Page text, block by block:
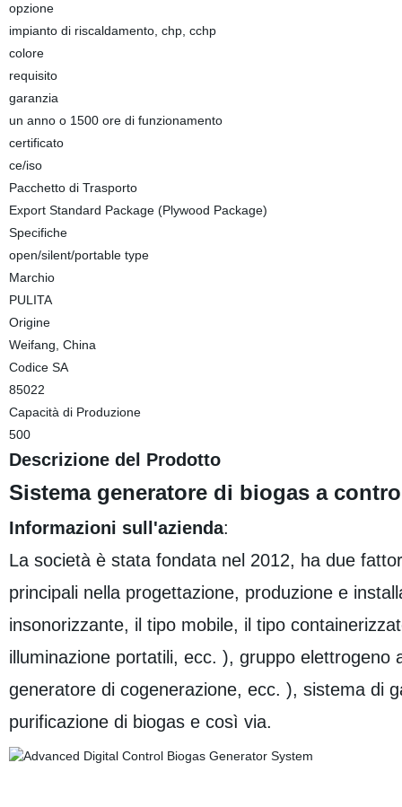
opzione
impianto di riscaldamento, chp, cchp
colore
requisito
garanzia
un anno o 1500 ore di funzionamento
certificato
ce/iso
Pacchetto di Trasporto
Export Standard Package (Plywood Package)
Specifiche
open/silent/portable type
Marchio
PULITA
Origine
Weifang, China
Codice SA
85022
Capacità di Produzione
500
Descrizione del Prodotto
Sistema generatore di biogas a
Informazioni sull'azienda:
La società è stata fondata nel 2012, ha due
principali nella progettazione, produzione e
insonorizzante, il tipo mobile, il tipo
illuminazione portatili, ecc. ), gruppo
generatore di cogenerazione, ecc. ), sistema di
purificazione di biogas e così via.